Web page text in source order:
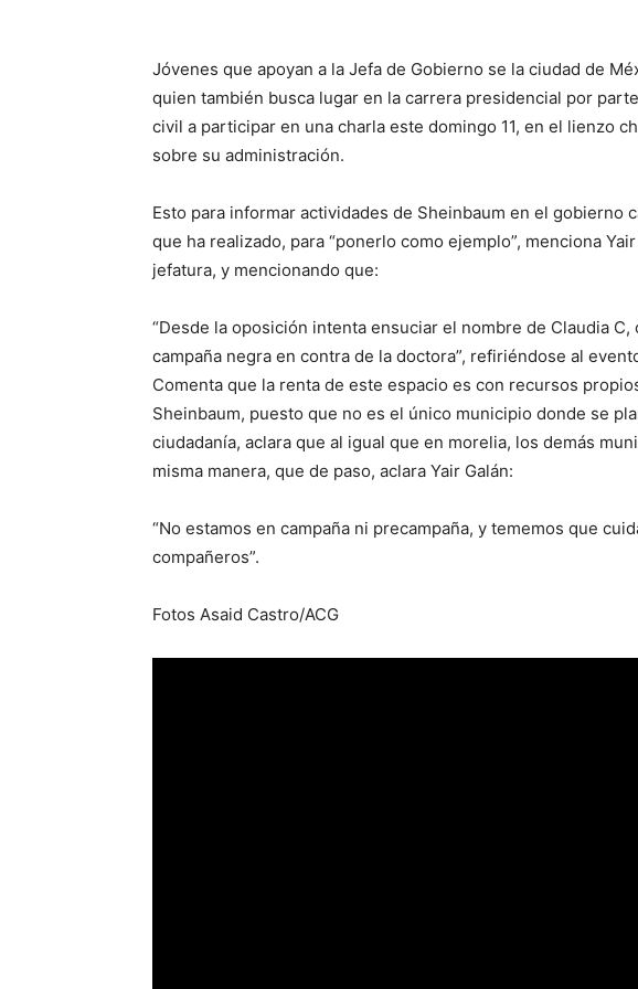
Jóvenes que apoyan a la Jefa de Gobierno se la ciudad de
quien también busca lugar en la carrera presidencial por
civil a participar en una charla este domingo 11, en el lienzo
sobre su administración.
Esto para informar actividades de Sheinbaum en el gobierno
que ha realizado, para “ponerlo como ejemplo”, menciona
jefatura, y mencionando que:
“Desde la oposición intenta ensuciar el nombre de Claudia
campaña negra en contra de la doctora”, refiriéndose al
Comenta que la renta de este espacio es con recursos
Sheinbaum, puesto que no es el único municipio donde se
ciudadanía, aclara que al igual que en morelia, los demás
misma manera, que de paso, aclara Yair Galán:
“No estamos en campaña ni precampaña, y tememos que
compañeros”.
Fotos Asaid Castro/ACG